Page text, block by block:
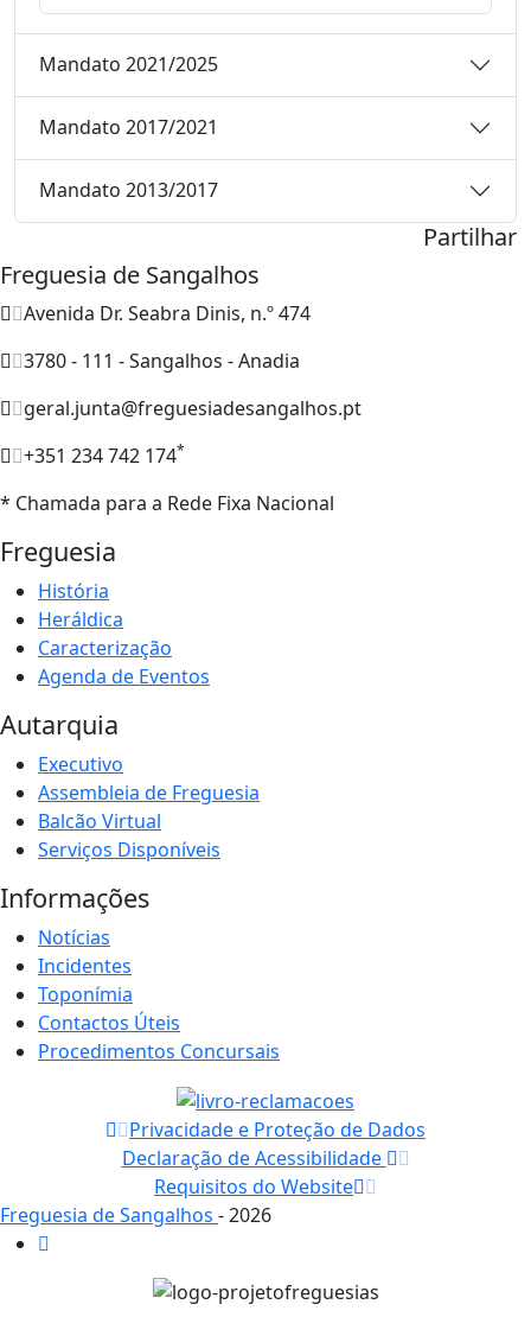
Mandato 2021/2025
Mandato 2017/2021
Mandato 2013/2017
Partilhar
Freguesia de Sangalhos
Avenida Dr. Seabra Dinis, n.º 474
3780 - 111 - Sangalhos - Anadia
geral.junta@freguesiadesangalhos.pt
+351 234 742 174*
* Chamada para a Rede Fixa Nacional
Freguesia
História
Heráldica
Caracterização
Agenda de Eventos
Autarquia
Executivo
Assembleia de Freguesia
Balcão Virtual
Serviços Disponíveis
Informações
Notícias
Incidentes
Toponímia
Contactos Úteis
Procedimentos Concursais
Privacidade e Proteção de Dados
Declaração de Acessibilidade
Requisitos do Website
Freguesia de Sangalhos - 2026